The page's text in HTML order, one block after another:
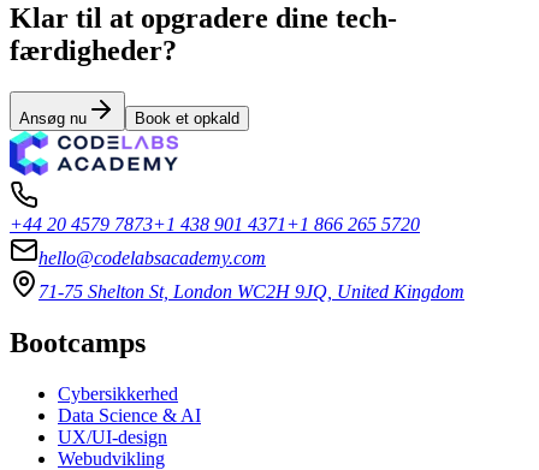
Klar til at opgradere dine tech-
færdigheder?
Ansøg nu Book et opkald
+44 20 4579 7873+1 438 901 4371+1 866 265 5720
hello@codelabsacademy.com
71-75 Shelton St, London WC2H 9JQ, United Kingdom
Bootcamps
Cybersikkerhed
Data Science & AI
UX/UI-design
Webudvikling